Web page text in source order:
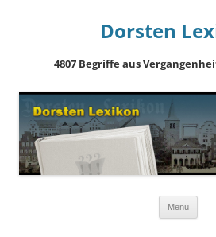
Dorsten
4807 Begriffe aus
Menü